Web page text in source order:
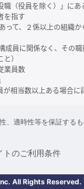
職（役員を除く）」に
を指す
て、２係以上の組織
員に関係なく、その
）
業員数
相当数以上ある場合に
、適時性等を保証する
トのご利用条件
All Rights Reserved.